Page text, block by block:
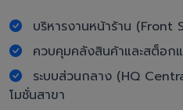
บริหารงานหน้าร้าน (Front
ควบคุมคลังสินค้าและสต็อก
ระบบส่วนกลาง (HQ
โมชั่นสาขา